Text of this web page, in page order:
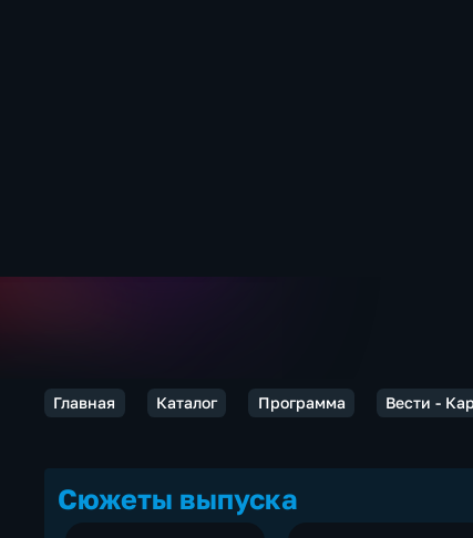
Главная Каталог Программа Вести -
Сюжеты выпуска